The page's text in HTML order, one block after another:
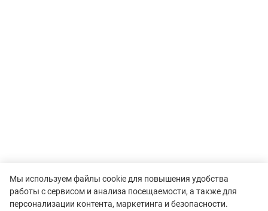
Мы используем файлы cookie для повышения удобства
работы с сервисом и анализа посещаемости, а также для
персонализации контента, маркетинга и безопасности.